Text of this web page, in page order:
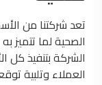
تعد شركتنا من
الصحية لما تتميز
الشركة بتنفيذ كل
العملاء وتلبية